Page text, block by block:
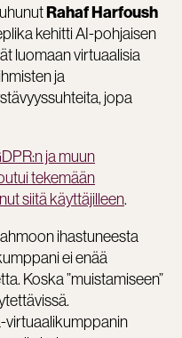
Rahaf Harfoush
kehitti AI-pohjaisen
luomaan virtuaalisia
ja
jopa
ja muun
tekemään
siitä käyttäjilleen.
ihastuneesta
ei enää
Koska ”muistamiseen”
virtuaalikumppanin